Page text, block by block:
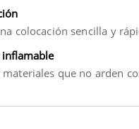
colocación sencilla y
que no arden